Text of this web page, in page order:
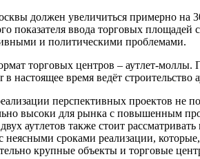
должен увеличиться примерно на
показателя ввода торговых площадей
и политическими проблемами.
торговых центров – аутлет-
время ведёт строительство
перспективных проектов не
высоки для рынка с повышенным
аутлетов также стоит
сроками реализации,
крупные объекты и торговые